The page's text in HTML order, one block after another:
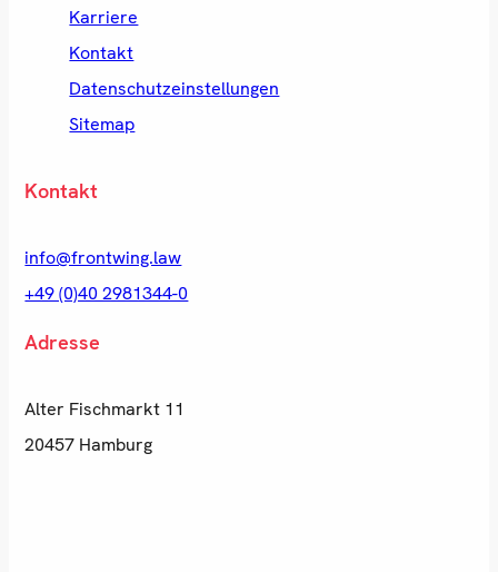
Karriere
Kontakt
Datenschutzeinstellungen
Sitemap
Kontakt
info@frontwing.law
+49 (0)40 2981344-0
Adresse
Alter Fischmarkt 11
20457 Hamburg